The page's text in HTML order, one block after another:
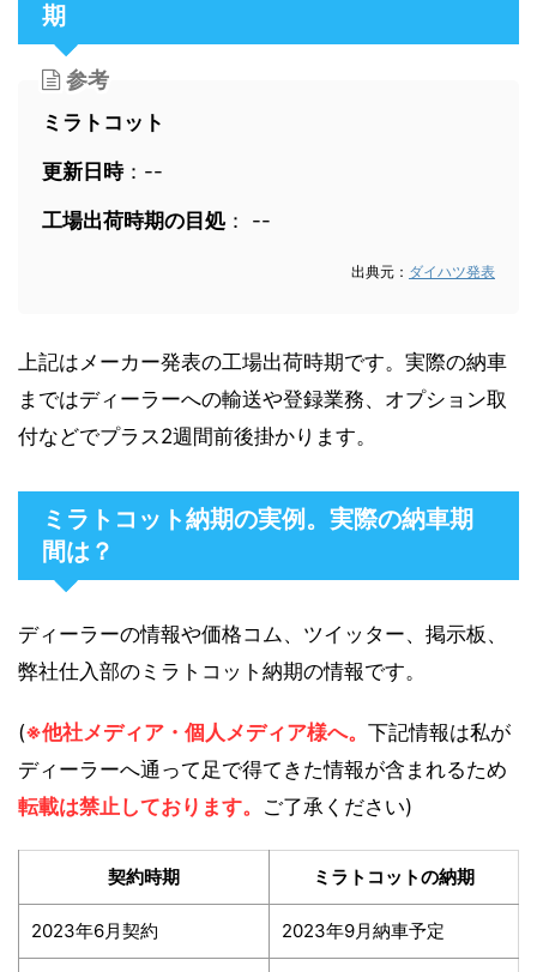
期
参考
ミラトコット
更新日時：--
工場出荷時期の目処： --
出典元： ダイハツ発表
上記はメーカー発表の工場出荷時期です。実際の納車
まではディーラーへの輸送や登録業務、オプション取
付などでプラス2週間前後掛かります。
ミラトコット納期の実例。実際の納車期
間は？
ディーラーの情報や価格コム、ツイッター、掲示板、
弊社仕入部のミラトコット納期の情報です。
(※他社メディア・個人メディア様へ。 下記情報は私が
ディーラーへ通って足で得てきた情報が含まれるため
転載は禁止しております。 ご了承ください)
契約時期 ミラトコットの納期
2023年6月契約 2023年9月納車予定